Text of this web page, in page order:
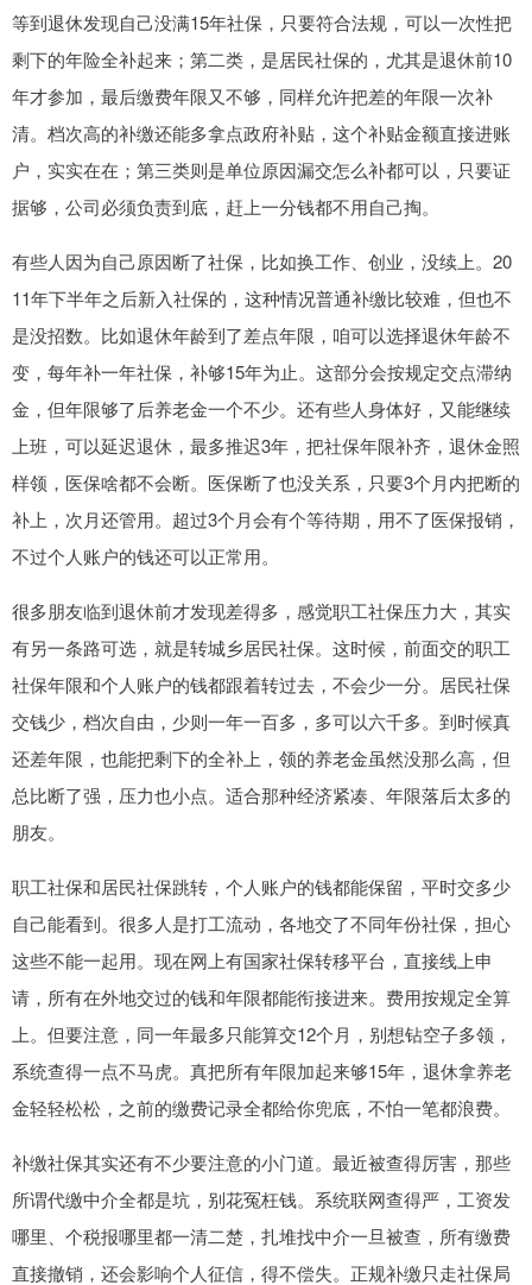
等到退休发现自己没满15年社保，只要符合法规，可以一次性把
剩下的年险全补起来；第二类，是居民社保的，尤其是退休前10
年才参加，最后缴费年限又不够，同样允许把差的年限一次补
清。档次高的补缴还能多拿点政府补贴，这个补贴金额直接进账
户，实实在在；第三类则是单位原因漏交怎么补都可以，只要证
据够，公司必须负责到底，赶上一分钱都不用自己掏。
有些人因为自己原因断了社保，比如换工作、创业，没续上。20
11年下半年之后新入社保的，这种情况普通补缴比较难，但也不
是没招数。比如退休年龄到了差点年限，咱可以选择退休年龄不
变，每年补一年社保，补够15年为止。这部分会按规定交点滞纳
金，但年限够了后养老金一个不少。还有些人身体好，又能继续
上班，可以延迟退休，最多推迟3年，把社保年限补齐，退休金照
样领，医保啥都不会断。医保断了也没关系，只要3个月内把断的
补上，次月还管用。超过3个月会有个等待期，用不了医保报销，
不过个人账户的钱还可以正常用。
很多朋友临到退休前才发现差得多，感觉职工社保压力大，其实
有另一条路可选，就是转城乡居民社保。这时候，前面交的职工
社保年限和个人账户的钱都跟着转过去，不会少一分。居民社保
交钱少，档次自由，少则一年一百多，多可以六千多。到时候真
还差年限，也能把剩下的全补上，领的养老金虽然没那么高，但
总比断了强，压力也小点。适合那种经济紧凑、年限落后太多的
朋友。
职工社保和居民社保跳转，个人账户的钱都能保留，平时交多少
自己能看到。很多人是打工流动，各地交了不同年份社保，担心
这些不能一起用。现在网上有国家社保转移平台，直接线上申
请，所有在外地交过的钱和年限都能衔接进来。费用按规定全算
上。但要注意，同一年最多只能算交12个月，别想钻空子多领，
系统查得一点不马虎。真把所有年限加起来够15年，退休拿养老
金轻轻松松，之前的缴费记录全都给你兜底，不怕一笔都浪费。
补缴社保其实还有不少要注意的小门道。最近被查得厉害，那些
所谓代缴中介全都是坑，别花冤枉钱。系统联网查得严，工资发
哪里、个税报哪里都一清二楚，扎堆找中介一旦被查，所有缴费
直接撤销，还会影响个人征信，得不偿失。正规补缴只走社保局